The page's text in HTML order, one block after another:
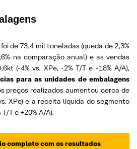
de 73,4 mil toneladas (queda de 2,3%
na comparação anual) e as vendas
(-4% vs. XPe, -2% T/T e -18% A/A),
para as unidades de embalagens
preços realizados aumentou cerca de
XPe) e a receita líquida do segmento
T e +20% A/A).
completo com os resultados